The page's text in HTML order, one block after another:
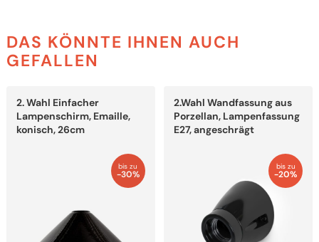
DAS KÖNNTE IHNEN AUCH
GEFALLEN
2. Wahl Einfacher
Lampenschirm, Emaille,
konisch, 26cm
bis zu
-30%
Produkt
weist
mehrere
Produktseite
2.Wahl Wandfassung aus
Porzellan, Lampenfassung
E27, angeschrägt
bis zu
-20%
Produkt
weist
mehrere
Varianten
Produktseite